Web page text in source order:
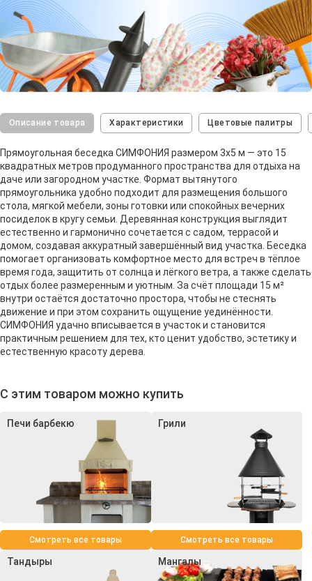
Описание товара Характеристики Цветовые палитры
Прямоугольная беседка СИМФОНИЯ размером 3х5 м — это 15
квадратных метров продуманного пространства для отдыха на
даче или загородном участке. Формат вытянутого
прямоугольника удобно подходит для размещения большого
стола, мягкой мебели, зоны готовки или спокойных вечерних
посиделок в кругу семьи. Деревянная конструкция выглядит
естественно и гармонично сочетается с садом, террасой и
домом, создавая аккуратный завершённый вид участка. Беседка
помогает организовать комфортное место для встреч в тёплое
время года, защитить от солнца и лёгкого ветра, а также сделать
отдых более размеренным и уютным. За счёт площади 15 м²
внутри остаётся достаточно простора, чтобы не стеснять
движение и при этом сохранить ощущение уединённости.
СИМФОНИЯ удачно вписывается в участок и становится
практичным решением для тех, кто ценит удобство, эстетику и
естественную красоту дерева.
С этим товаром можно купить
Печи барбекю
Смотреть все товары
Грили
Смотреть все товары
Тандыры Мангалы